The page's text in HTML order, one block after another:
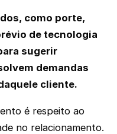
como porte,
de tecnologia
sugerir
demandas
cliente.
é respeito ao
no relacionamento.